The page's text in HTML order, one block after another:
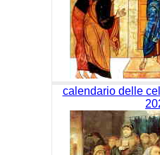
calendario delle